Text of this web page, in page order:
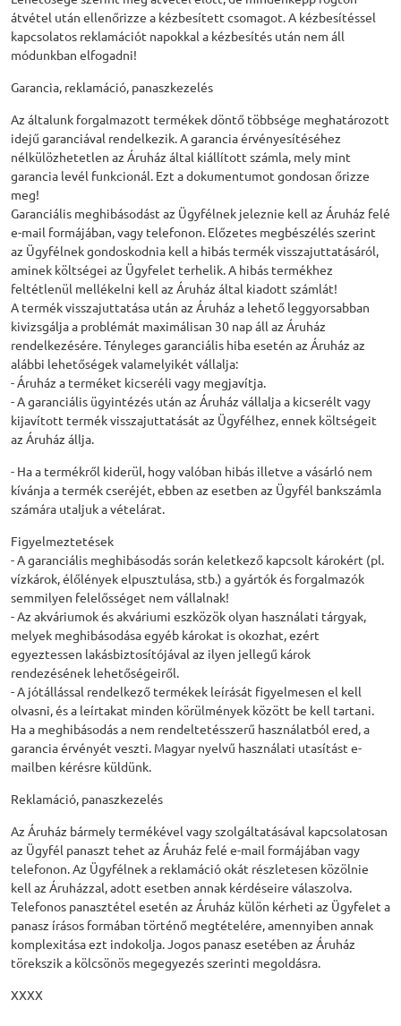
átvétel után ellenőrizze a kézbesített csomagot. A kézbesítéssel
kapcsolatos reklamációt napokkal a kézbesítés után nem áll
módunkban elfogadni!
Garancia, reklamáció, panaszkezelés
Az általunk forgalmazott termékek döntő többsége meghatározott
idejű garanciával rendelkezik. A garancia érvényesítéséhez
nélkülözhetetlen az Áruház által kiállított számla, mely mint
garancia levél funkcionál. Ezt a dokumentumot gondosan őrizze
meg!
Garanciális meghibásodást az Ügyfélnek jeleznie kell az Áruház felé
e-mail formájában, vagy telefonon. Előzetes megbészélés szerint
az Ügyfélnek gondoskodnia kell a hibás termék visszajuttatásáról,
aminek költségei az Ügyfelet terhelik. A hibás termékhez
feltétlenül mellékelni kell az Áruház által kiadott számlát!
A termék visszajuttatása után az Áruház a lehető leggyorsabban
kivizsgálja a problémát maximálisan 30 nap áll az Áruház
rendelkezésére. Tényleges garanciális hiba esetén az Áruház az
alábbi lehetőségek valamelyikét vállalja:
- Áruház a terméket kicseréli vagy megjavítja.
- A garanciális ügyintézés után az Áruház vállalja a kicserélt vagy
kijavított termék visszajuttatását az Ügyfélhez, ennek költségeit
az Áruház állja.
- Ha a termékről kiderül, hogy valóban hibás illetve a vásárló nem
kívánja a termék cseréjét, ebben az esetben az Ügyfél bankszámla
számára utaljuk a vételárat.
Figyelmeztetések
- A garanciális meghibásodás során keletkező kapcsolt károkért (pl.
vízkárok, élőlények elpusztulása, stb.) a gyártók és forgalmazók
semmilyen felelősséget nem vállalnak!
- Az akváriumok és akváriumi eszközök olyan használati tárgyak,
melyek meghibásodása egyéb károkat is okozhat, ezért
egyeztessen lakásbiztosítójával az ilyen jellegű károk
rendezésének lehetőségeiről.
- A jótállással rendelkező termékek leírását figyelmesen el kell
olvasni, és a leírtakat minden körülmények között be kell tartani.
Ha a meghibásodás a nem rendeltetésszerű használatból ered, a
garancia érvényét veszti. Magyar nyelvű használati utasítást e-
mailben kérésre küldünk.
Reklamáció, panaszkezelés
Az Áruház bármely termékével vagy szolgáltatásával kapcsolatosan
az Ügyfél panaszt tehet az Áruház felé e-mail formájában vagy
telefonon. Az Ügyfélnek a reklamáció okát részletesen közölnie
kell az Áruházzal, adott esetben annak kérdéseire válaszolva.
Telefonos panasztétel esetén az Áruház külön kérheti az Ügyfelet a
panasz írásos formában történő megtételére, amennyiben annak
komplexitása ezt indokolja. Jogos panasz esetében az Áruház
törekszik a kölcsönös megegyezés szerinti megoldásra.
XXXX